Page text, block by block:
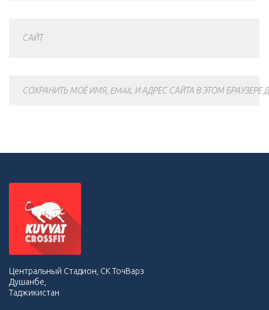
САЙТ
СОХРАНИТЬ МОЁ ИМЯ, EMAIL И АДРЕС САЙТА В ЭТОМ
Центральный Стадион, СК ТочВарз
Душанбе,
Таджикистан